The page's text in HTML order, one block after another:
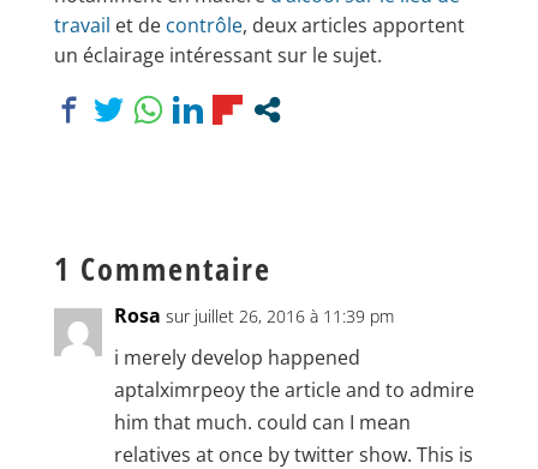
travail et de contrôle, deux articles apportent
un éclairage intéressant sur le sujet.
1 Commentaire
Rosa sur juillet 26, 2016 à 11:39 pm
i merely develop happened
aptalximrpeoy the article and to admire
him that much. could can I mean
relatives at once by twitter show. This is